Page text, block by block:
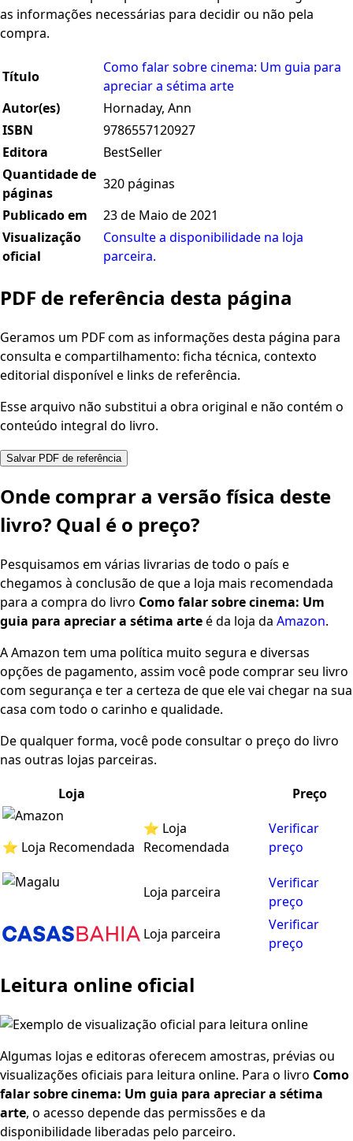
as informações necessárias para decidir ou não pela
compra.
Título
Como falar sobre cinema: Um guia para
apreciar a sétima arte
Autor(es)
Hornaday, Ann
ISBN
9786557120927
Editora
BestSeller
Quantidade de
páginas
320 páginas
Publicado em
23 de Maio de 2021
Visualização
oficial
Consulte a disponibilidade na loja
parceira.
PDF de referência desta página
Geramos um PDF com as informações desta página para
consulta e compartilhamento: ficha técnica, contexto
editorial disponível e links de referência.
Esse arquivo não substitui a obra original e não contém o
conteúdo integral do livro.
Salvar PDF de referência
Onde comprar a versão física deste
livro? Qual é o preço?
Pesquisamos em várias livrarias de todo o país e
chegamos à conclusão de que a loja mais recomendada
para a compra do livro Como falar sobre cinema: Um
guia para apreciar a sétima arteé da loja da Amazon.
A Amazon tem uma política muito segura e diversas
opções de pagamento, assim você pode comprar seu livro
com segurança e ter a certeza de que ele vai chegar na sua
casa com todo o carinho e qualidade.
De qualquer forma, você pode consultar o preço do livro
nas outras lojas parceiras.
Loja
Preço
⭐ Loja Recomendada
⭐ Loja
Recomendada
Verificar
preço
Loja parceira
Verificar
preço
Loja parceira
Verificar
preço
Leitura online oficial
Algumas lojas e editoras oferecem amostras, prévias ou
visualizações oficiais para leitura online. Para o livro Como
falar sobre cinema: Um guia para apreciar a sétima
arte, o acesso depende das permissões e da
disponibilidade liberadas pelo parceiro.